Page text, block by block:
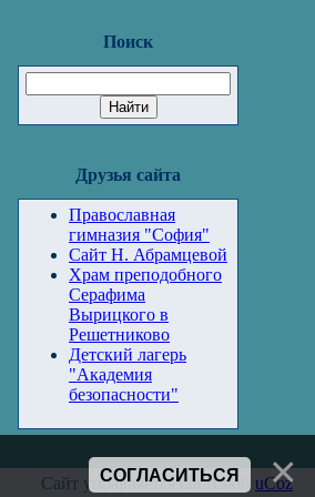
Поиск
Друзья сайта
Православная
гимназия "София"
Сайт Н. Абрамцевой
Храм преподобного
Серафима
Вырицкого в
Решетниково
Детский лагерь
"Академия
безопасности"
Сайт управляется системой uCoz
СОГЛАСИТЬСЯ